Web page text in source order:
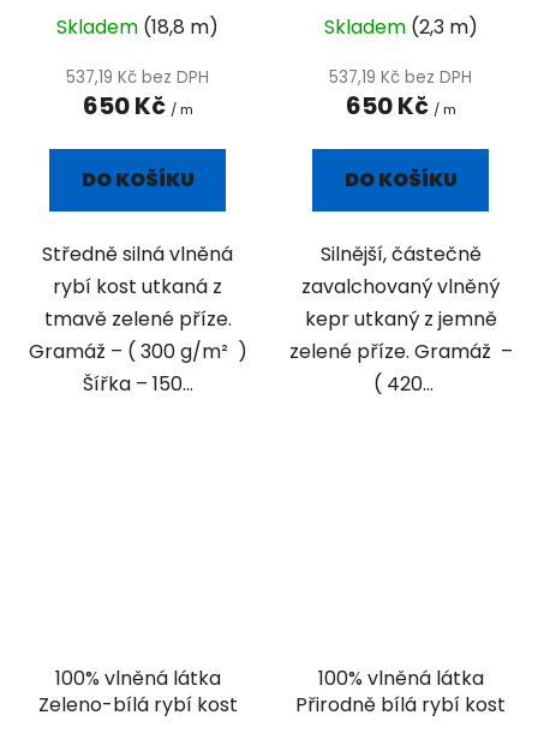
Skladem (18,8 m)
537,19 Kč bez DPH
650 Kč / m
DO KOŠÍKU
Středně silná vlněná
rybí kost utkaná z
tmavě zelené příze.
Gramáž – ( 300 g/m² )
Šířka – 150...
Skladem (2,3 m)
537,19 Kč bez DPH
650 Kč / m
DO KOŠÍKU
Silnější, částečně
zavalchovaný vlněný
kepr utkaný z jemně
zelené příze. Gramáž –
( 420...
100% vlněná látka
Zeleno-bílá rybí kost
100% vlněná látka
Přirodně bílá rybí kost